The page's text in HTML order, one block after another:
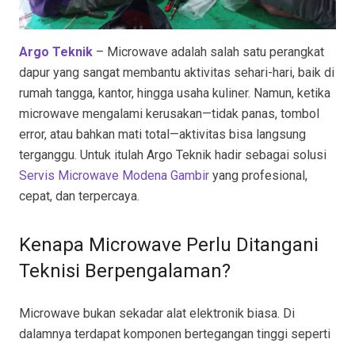
Argo Teknik – Microwave adalah salah satu perangkat
dapur yang sangat membantu aktivitas sehari-hari, baik di
rumah tangga, kantor, hingga usaha kuliner. Namun, ketika
microwave mengalami kerusakan—tidak panas, tombol
error, atau bahkan mati total—aktivitas bisa langsung
terganggu. Untuk itulah Argo Teknik hadir sebagai solusi
Servis Microwave Modena Gambir yang profesional,
cepat, dan terpercaya.
Kenapa Microwave Perlu Ditangani
Teknisi Berpengalaman?
Microwave bukan sekadar alat elektronik biasa. Di
dalamnya terdapat komponen bertegangan tinggi seperti